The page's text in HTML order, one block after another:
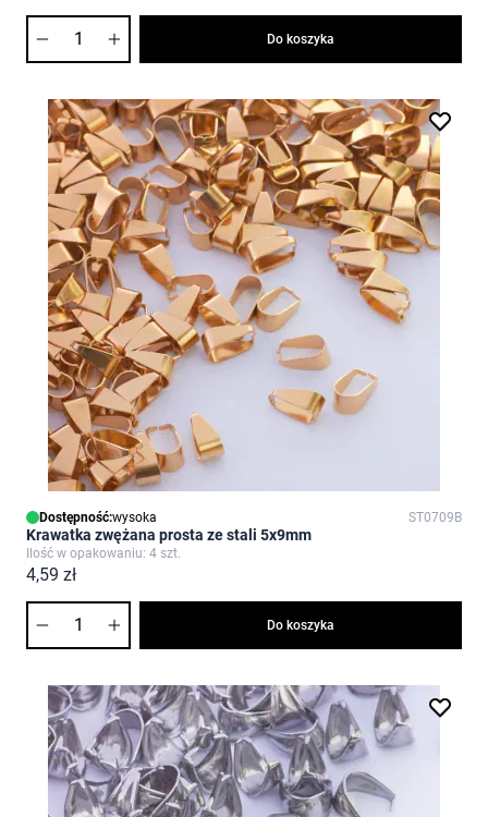
Do koszyka
Dostępność:wysoka ST0709B
Krawatka zwężana prosta ze stali 5x9mm
Ilość w opakowaniu: 4 szt.
4,59 zł
Do koszyka